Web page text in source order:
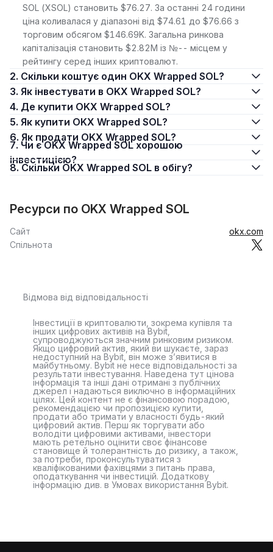
SOL (XSOL) становить $76.27. За останні 24 години
ціна коливалася у діапазоні від $74.61 до $76.66 з
торговим обсягом $146.69K. Загальна ринкова
капіталізація становить $2.82M із №-- місцем у
рейтингу серед інших криптовалют.
2. Скільки коштує один OKX Wrapped SOL?
3. Як інвестувати в OKX Wrapped SOL?
4. Де купити OKX Wrapped SOL?
5. Як купити OKX Wrapped SOL?
6. Як продати OKX Wrapped SOL?
7. Чи є OKX Wrapped SOL хорошою
інвестицією?
8. Скільки OKX Wrapped SOL в обігу?
Ресурси по OKX Wrapped SOL
Сайт
okx.com
Спільнота
Відмова від відповідальності
Інвестиції в криптовалюти, зокрема купівля та
інших цифрових активів на Bybit,
супроводжуються значним ринковим ризиком.
Якщо цифровий актив, який ви шукаєте, зараз
недоступний на Bybit, він може з’явитися в
майбутньому. Bybit не несе відповідальності за
результати інвестування. Наведена тут цінова
інформація та інші дані отримані з публічних
джерел і надаються виключно в інформаційних
цілях. Цей контент не є фінансовою порадою,
рекомендацією чи пропозицією купити,
продати або тримати у власності будь-який
цифровий актив. Перш як торгувати або
володіти цифровими активами, інвестори
мають ретельно оцінити своє фінансове
становище й толерантність до ризику, а також,
за потреби, проконсультуватися з
кваліфікованими фахівцями з питань права,
оподаткування чи інвестицій. Додаткову
інформацію див. в Умовах використання Bybit.